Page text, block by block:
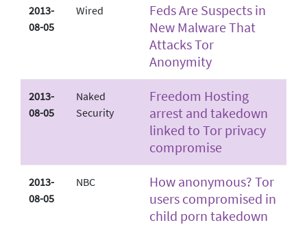
2013-
08-05
Wired
Feds Are Suspects in
New Malware That
Attacks Tor
Anonymity
2013-
08-05
Naked
Security
Freedom Hosting
arrest and takedown
linked to Tor privacy
compromise
2013-
08-05
NBC
How anonymous? Tor
users compromised in
child porn takedown